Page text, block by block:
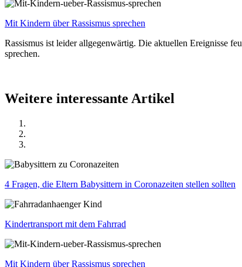
Mit Kindern über Rassismus sprechen
Rassismus ist leider allgegenwärtig. Die aktuellen Ereignisse
sprechen.
Weitere interessante Artikel
4 Fragen, die Eltern Babysittern in Coronazeiten stellen sollten
Kindertransport mit dem Fahrrad
Mit Kindern über Rassismus sprechen